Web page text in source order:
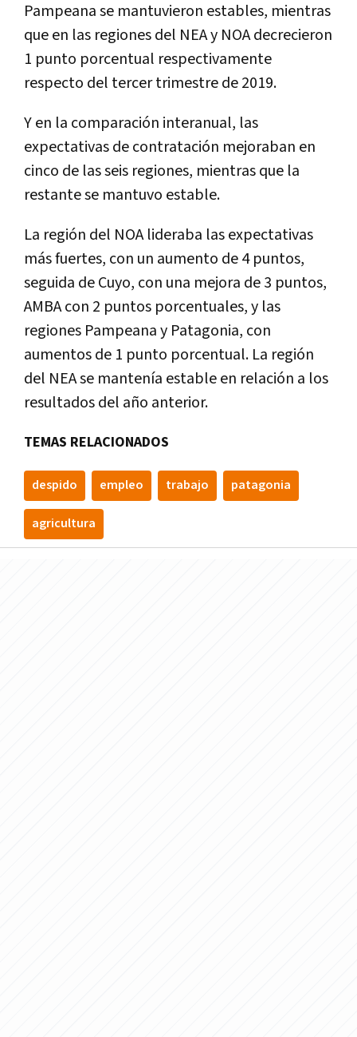
Pampeana se mantuvieron estables, mientras
que en las regiones del NEA y NOA decrecieron
1 punto porcentual respectivamente
respecto del tercer trimestre de 2019.
Y en la comparación interanual, las
expectativas de contratación mejoraban en
cinco de las seis regiones, mientras que la
restante se mantuvo estable.
La región del NOA lideraba las expectativas
más fuertes, con un aumento de 4 puntos,
seguida de Cuyo, con una mejora de 3 puntos,
AMBA con 2 puntos porcentuales, y las
regiones Pampeana y Patagonia, con
aumentos de 1 punto porcentual. La región
del NEA se mantenía estable en relación a los
resultados del año anterior.
TEMAS RELACIONADOS
despido empleo trabajo patagonia
agricultura